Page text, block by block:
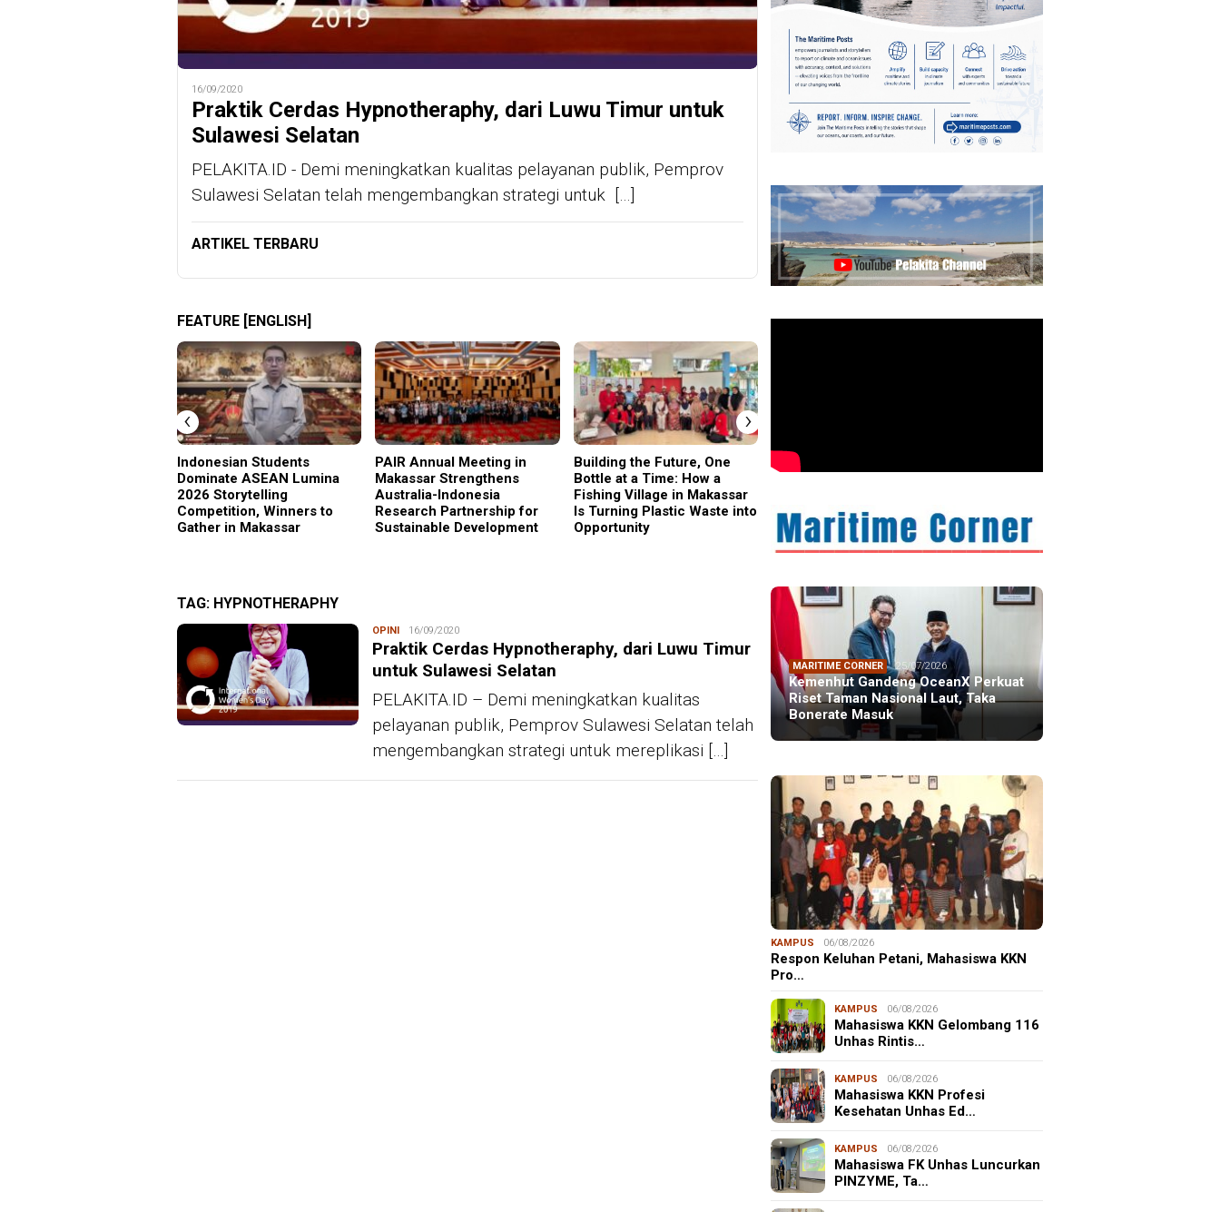
16/09/2020
Praktik Cerdas Hypnotheraphy, dari Luwu Timur untuk
Sulawesi Selatan
PELAKITA.ID - Demi meningkatkan kualitas pelayanan publik, Pemprov
Sulawesi Selatan telah mengembangkan strategi untuk […]
ARTIKEL TERBARU
FEATURE [ENGLISH]
Indonesian Students
Dominate ASEAN Lumina
2026 Storytelling
Competition, Winners to
Gather in Makassar
PAIR Annual Meeting in
Makassar Strengthens
Australia-Indonesia
Research Partnership for
Sustainable Development
Building the Future, One
Bottle at a Time: How a
Fishing Village in Makassar
Is Turning Plastic Waste into
Opportunity
Why Cristiano Ronaldo
‹ ›
TAG: HYPNOTHERAPHY
OPINI Redaksi
16/09/2020
Praktik Cerdas Hypnotheraphy, dari Luwu Timur
untuk Sulawesi Selatan
PELAKITA.ID – Demi meningkatkan kualitas
pelayanan publik, Pemprov Sulawesi Selatan telah
mengembangkan strategi untuk mereplikasi […]
MARITIME CORNER 25/07/2026
Kemenhut Gandeng OceanX Perkuat
Riset Taman Nasional Laut, Taka
Bonerate Masuk
KAMPUS 06/08/2026
Respon Keluhan Petani, Mahasiswa KKN
Pro…
KAMPUS 06/08/2026
Mahasiswa KKN Gelombang 116
Unhas Rintis…
KAMPUS 06/08/2026
Mahasiswa KKN Profesi
Kesehatan Unhas Ed…
KAMPUS 06/08/2026
Mahasiswa FK Unhas Luncurkan
PINZYME, Ta…